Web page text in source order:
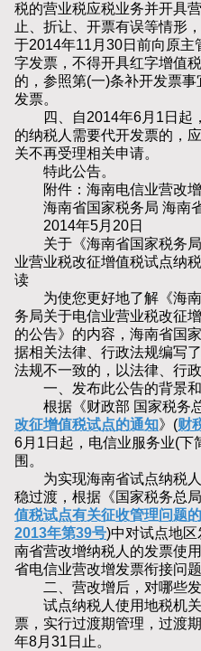
税的营业税应税业务并开具
止、折让、开票有误等情形
于2014年11月30日前向原主
字发票，不得开具红字增值
的，参照第(一)条补开发票
发票。
四、自2014年6月1日起
的纳税人需要代开发票的，
关不再受理相关申请。
特此公告。
附件：海南电信业营改增
海南省国家税务局 海南
2014年5月20日
关于《海南省国家税务局
业营业税改征增值税试点纳
读
为使您更好地了解《海南
务局关于电信业营业税改征
的公告》的内容，海南省国
据相关法律、行政法规编写
法规不一致的，以法律、行政
一、发布此公告的背景和
根据《财政部 国家税务
改征增值税试点的通知》(财
6月1日起，电信业服务业(下
围。
为实现海南省试点纳税人
稳过渡，根据《国家税务总局
值税试点有关征收管理问题
2013年第39号)中对试点地
南省营改增纳税人的发票使
省电信业营改增发票衔接问题
二、营改增后，对哪些发
试点纳税人使用地税机关
票，实行过渡期管理，过渡
年8月31日止。